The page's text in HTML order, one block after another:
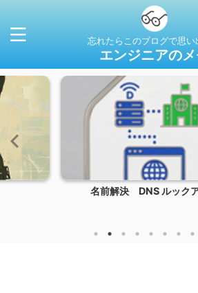
忘れたらこのブログで思い
エンジニアの
名前解決 DNS ルック